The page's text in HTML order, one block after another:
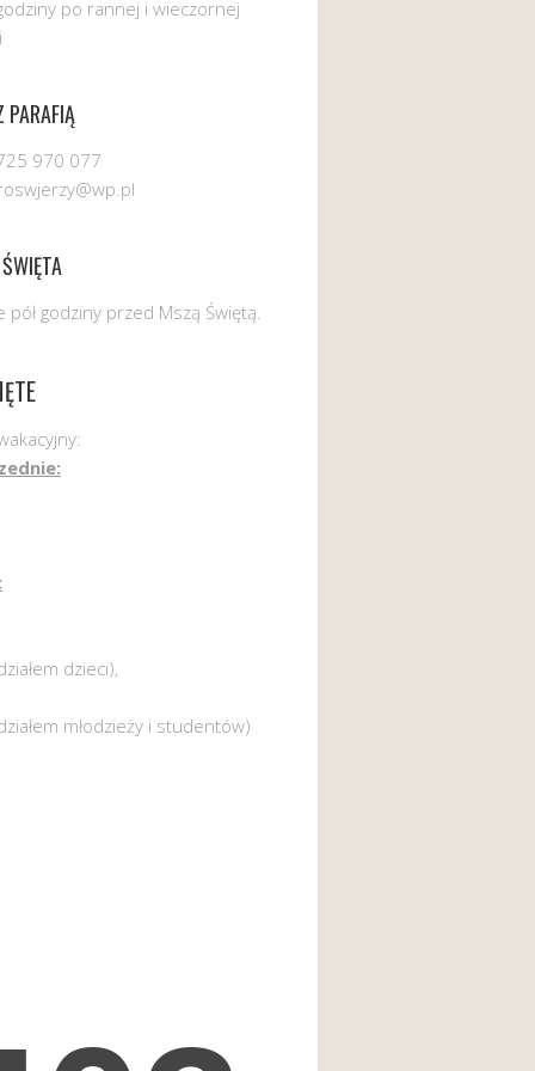
po rannej i wieczornej
PARAFIĄ
970 077
pół godziny przed Mszą Świętą.
dzieci),
młodzieży i studentów)